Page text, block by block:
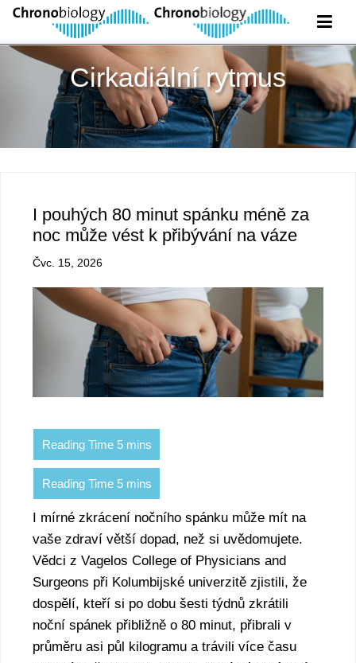
Cirkadiální rytmus
I pouhých 80 minut spánku méně za
noc může vést k přibývání na váze
Čvc. 15, 2026
I mírné zkrácení nočního spánku může mít na
vaše zdraví větší dopad, než si uvědomujete.
Vědci z Vagelos College of Physicians and
Surgeons při Kolumbijské univerzitě zjistili, že
dospělí, kteří si po dobu šesti týdnů zkrátili
noční spánek přibližně o 80 minut, přibrali v
průměru asi půl kilogramu a trávili více času